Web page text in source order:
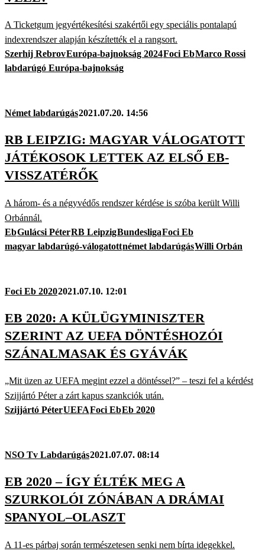
A Ticketgum jegyértékesítési szakértői egy speciális pontalapú
indexrendszer alapján készítették el a rangsort.
Szerhij RebrovEurópa-bajnokság 2024Foci EbMarco Rossi
labdarúgó Európa-bajnokság
Német labdarúgás2021.07.20. 14:56
RB LEIPZIG: MAGYAR VÁLOGATOTT
JÁTÉKOSOK LETTEK AZ ELSŐ EB-
VISSZATÉRŐK
A három- és a négyvédős rendszer kérdése is szóba került Willi
Orbánnál.
EbGulácsi PéterRB LeipzigBundesligaFoci Eb
magyar labdarúgó-válogatottnémet labdarúgásWilli Orbán
Foci Eb 20202021.07.10. 12:01
EB 2020: A KÜLÜGYMINISZTER
SZERINT AZ UEFA DÖNTÉSHOZÓI
SZÁNALMASAK ÉS GYÁVÁK
„Mit üzen az UEFA megint ezzel a döntéssel?” – teszi fel a kérdést
Szijjártó Péter a zárt kapus szankciók után.
Szijjártó PéterUEFAFoci EbEb 2020
NSO Tv Labdarúgás2021.07.07. 08:14
EB 2020 – ÍGY ÉLTÉK MEG A
SZURKOLÓI ZÓNÁBAN A DRÁMAI
SPANYOL–OLASZT
A 11-es párbaj során természetesen senki nem bírta idegekkel.